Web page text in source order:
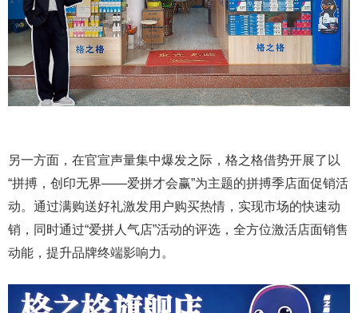
另一方面，在官宣声量集中爆发之际，格之格借势开展了以
“拼搏，创印无界——爱拼才会赢”为主题的拼搏季店面促销活
动。通过满购送好礼激发用户购买热情，实现市场的快速动
销，同时通过“爱拼人气店”活动的评选，全方位激活店面销售
动能，提升品牌终端影响力。